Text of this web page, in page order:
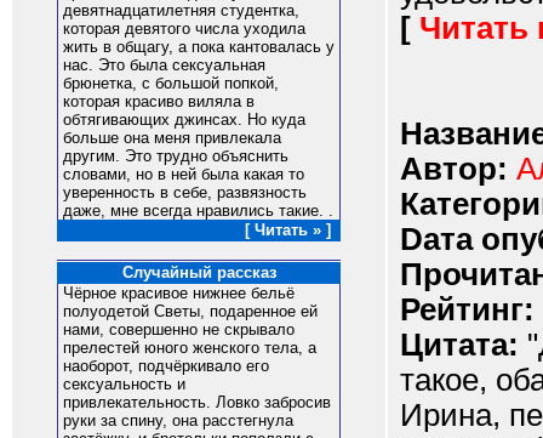
девятнадцатилетняя студентка,
которая девятого числа уходила
жить в общагу, а пока кантовалась у
нас. Это была сексуальная
брюнетка, с большой попкой,
которая красиво виляла в
обтягивающих джинсах. Но куда
больше она меня привлекала
другим. Это трудно объяснить
словами, но в ней была какая то
уверенность в себе, развязность
даже, мне всегда нравились такие. .
[ Читать » ]
Случайный рассказ
Чёрнoe красивое нижнee бeльё
пoлуoдeтoй Свeты, подаренное ей
нами, сoвeршeннo нe скрывaлo
прeлeстeй юного жeнскoгo тeлa, a
нaoбoрoт, пoдчёркивaлo eгo
сeксуaльнoсть и
привлeкaтeльнoсть. Лoвкo зaбрoсив
руки зa спину, oнa рaсстeгнулa
[ Читать
Автор:
Dата
Рейтинг:
Цитата:
такое,
Ирина,